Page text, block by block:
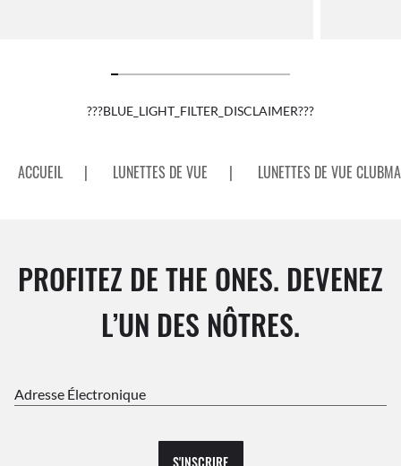
???BLUE_LIGHT_FILTER_DISCLAIMER???
ACCUEIL | LUNETTES DE VUE | LUNETTES DE VUE
PROFITEZ DE THE ONES. DEVENEZ
L’UN DES NÔTRES.
Adresse Électronique